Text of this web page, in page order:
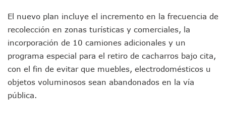
Retiran 10 Toneladas De Macroalga En Playa De
Arranca Copa México De Clavados Zapopan 2026 En El
Munguía Analiza Pedir 100 MDP De Adelanto De
Bomberas De Vallarta Asistirán A Simposio Internacional
Asesinan A Regidora De Tecate Por Morena Y A Su
Recuperan Seis Vehículos Con Reporte De Robo Durante
El nuevo plan incluye el incremento en la frecuencia de
recolección en zonas turísticas y comerciales, la
incorporación de 10 camiones adicionales y un
programa especial para el retiro de cacharros bajo cita,
con el fin de evitar que muebles, electrodomésticos u
objetos voluminosos sean abandonados en la vía
pública.